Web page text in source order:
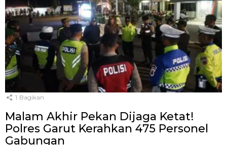
1 Bagikan
Malam Akhir Pekan Dijaga Ketat!
Polres Garut Kerahkan 475 Personel
Gabungan